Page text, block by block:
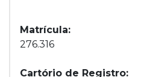
Matrícula:
276.316
Cartório de Registro: